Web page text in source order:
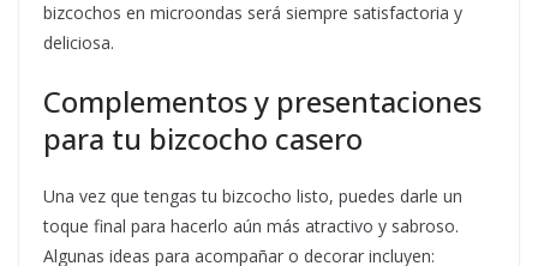
bizcochos en microondas será siempre satisfactoria y
deliciosa.
Complementos y presentaciones
para tu bizcocho casero
Una vez que tengas tu bizcocho listo, puedes darle un
toque final para hacerlo aún más atractivo y sabroso.
Algunas ideas para acompañar o decorar incluyen: